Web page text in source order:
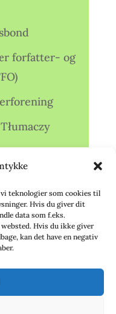
vi teknologier som cookies til
Hvis du giver dit
data som f.eks.
Hvis du ikke giver
kan det have en negativ
forfatter- og
(Ö.)
(ÖC)
(VdÜ)